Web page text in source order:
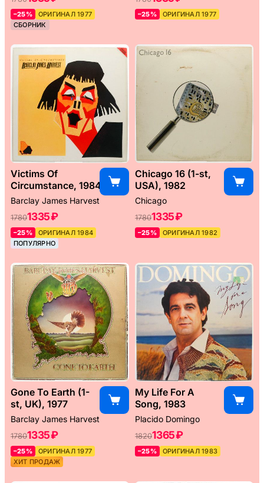
–25%
ОРИГИНАЛ 1977
СБОРНИК
–25% ОРИГИНАЛ 1977
Victims Of
Circumstance, 1984
Barclay James Harvest
17801335 ₽
–25%
ОРИГИНАЛ 1984
ПОПУЛЯРНО
Chicago 16 (1-st,
USA), 1982
Chicago
17801335 ₽
–25% ОРИГИНАЛ 1982
Gone To Earth (1-
st, UK), 1977
Barclay James Harvest
17801335 ₽
–25%
ОРИГИНАЛ 1977
ХИТ ПРОДАЖ
My Life For A
Song, 1983
Placido Domingo
18201365 ₽
–25% ОРИГИНАЛ 1983